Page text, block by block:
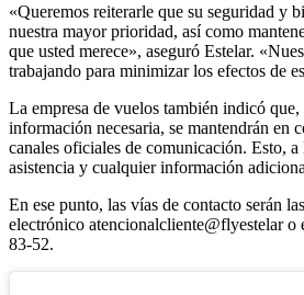
«Queremos reiterarle que su seguridad y
nuestra mayor prioridad, así como
que usted merece», aseguró Estelar.
trabajando para minimizar los efectos de
La empresa de vuelos también indicó
información necesaria, se mantendrán en
canales oficiales de comunicación. Esto,
asistencia y cualquier información
En ese punto, las vías de contacto serán
electrónico atencionalcliente@flyestelar
83-52.